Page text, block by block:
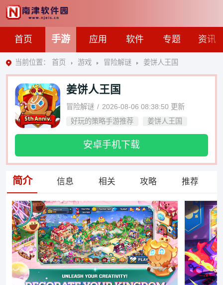
首页 手游 应用 软件 专题 资讯
当前位置： 首页 游戏 冒险解谜 姜饼人王国
姜饼人王国
冒险解谜 2026-08-06 08:38:50 更新
好玩的策略手游推荐
姜饼人王国
安卓手机下载
简介 信息 相关 攻略 推荐